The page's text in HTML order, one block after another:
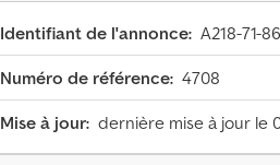
Identifiant de l'annonce: A218-71-
Numéro de référence: 4708
Mise à jour: dernière mise à jour le